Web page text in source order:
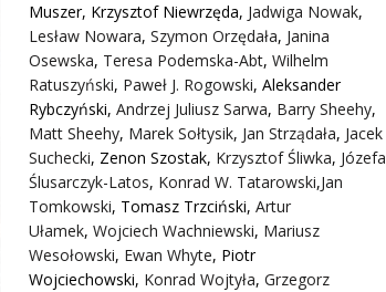
Muszer, Krzysztof Niewrzęda, Jadwiga Nowak,
Lesław Nowara, Szymon Orzędała, Janina
Osewska, Teresa Podemska-Abt, Wilhelm
Ratuszyński, Paweł J. Rogowski, Aleksander
Rybczyński, Andrzej Juliusz Sarwa, Barry Sheehy,
Matt Sheehy, Marek Sołtysik, Jan Strządała, Jacek
Suchecki, Zenon Szostak, Krzysztof Śliwka, Józefa
Ślusarczyk-Latos, Konrad W. Tatarowski,Jan
Tomkowski, Tomasz Trzciński, Artur
Ułamek, Wojciech Wachniewski, Mariusz
Wesołowski, Ewan Whyte, Piotr
Wojciechowski, Konrad Wojtyła, Grzegorz